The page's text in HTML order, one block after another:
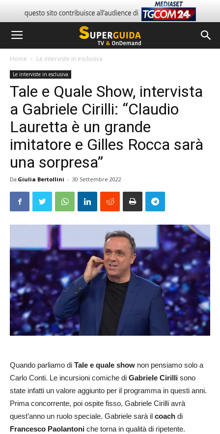
Home Le interviste in esclusiva
Le interviste in esclusiva
Tale e Quale Show, intervista
a Gabriele Cirilli: “Claudio
Lauretta è un grande
imitatore e Gilles Rocca sarà
una sorpresa”
Da Giulia Bertollini - 30 Settembre 2022
Quando parliamo di Tale e quale show non pensiamo solo a
Carlo Conti. Le incursioni comiche di Gabriele Cirilli sono
state infatti un valore aggiunto per il programma in questi anni.
Prima concorrente, poi ospite fisso, Gabriele Cirilli avrà
quest’anno un ruolo speciale. Gabriele sarà il coach di
Francesco Paolantoni che torna in qualità di ripetente.